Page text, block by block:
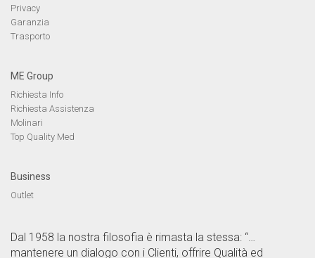
Privacy
Garanzia
Trasporto
ME Group
Richiesta Info
Richiesta Assistenza
Molinari
Top Quality Med
Business
Outlet
Dal 1958 la nostra filosofia è rimasta la stessa: “…
mantenere un dialogo con i Clienti, offrire Qualità ed